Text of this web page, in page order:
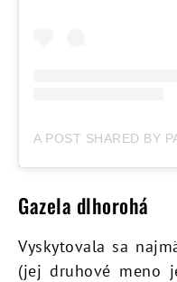
Gazela dlhorohá
Vyskytovala sa
(jej druhové meno